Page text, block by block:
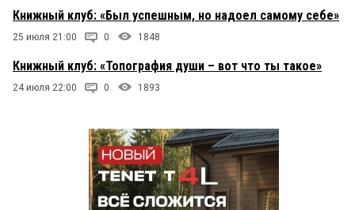
Книжный клуб: «Был успешным, но надоел самому себе»
25 июля 21:00 0 1848
Книжный клуб: «Топография души – вот что ты такое»
24 июля 22:00 0 1893